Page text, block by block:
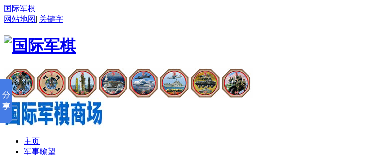
国际军棋
网站地图| 关键字|
主页
军事瞭望